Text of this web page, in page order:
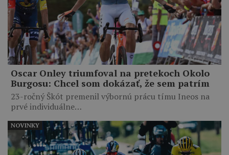
Oscar Onley triumfoval na pretekoch Okolo
Burgosu: Chcel som dokázať, že sem patrím
23-ročný Škót premenil výbornú prácu tímu Ineos na
prvé individuálne…
NOVINKY